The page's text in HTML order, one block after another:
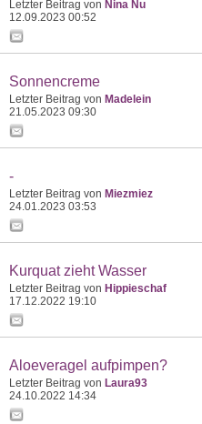
Letzter Beitrag von Nina Nu
12.09.2023 00:52
Sonnencreme
Letzter Beitrag von Madelein
21.05.2023 09:30
-
Letzter Beitrag von Miezmiez
24.01.2023 03:53
Kurquat zieht Wasser
Letzter Beitrag von Hippieschaf
17.12.2022 19:10
Aloeveragel aufpimpen?
Letzter Beitrag von Laura93
24.10.2022 14:34